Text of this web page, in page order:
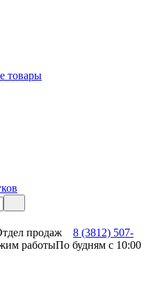
товары
продаж
8 (3812) 507-
работыПо будням с 10:00